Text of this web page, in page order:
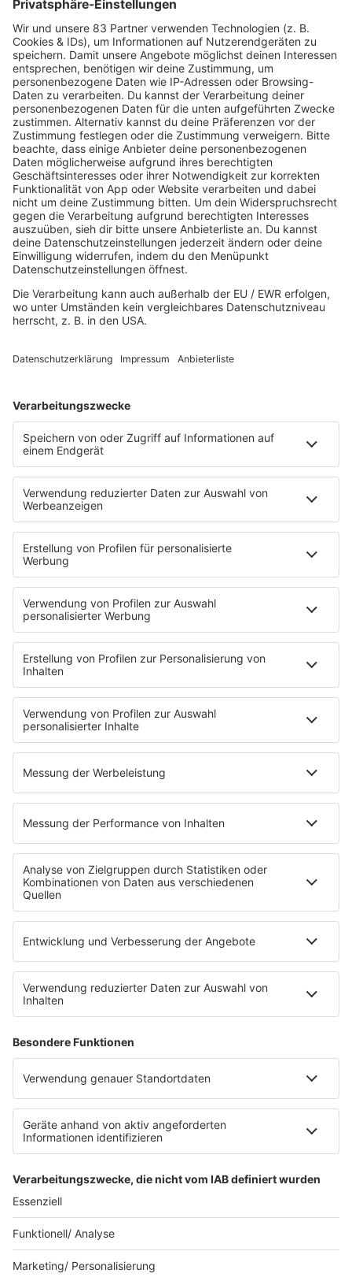
80s80s
80s80s ALTERNATIVE
80s80s BOWIE
80s80s BREAKDANCE
80s80s DANCE
80s80s DARK WAVE
80s80s DEPECHE MODE
80s80s DEUTSCH
80s80s DINNERPARTY
80s80s EBM
80s80s FREESTYLE
80s80s FUNK & SOUL
80s80s HIPHOP
80s80s IN THE MIX
80s80s ITALO DISCO
80s80s ITALO DISCO IN THE MIX
80s80s JACKSON
80s80s LIVE
80s80s MAXIS
80s80s PARTY
80s80s POP STORIES
80s80s PRINCE
80s80s QUEEN
80s80s REGGAE
80s80s ROCK
80s80s ROMANTIC ROCK
80s80s SOUL BALLADS
80s80s SUMMER
80s80s TECHNO
80s80s WAVE
80s80s XMAS
80s80s YACHT ROCK
60s und 70s gibt es auf NORA
Musik
80s Musik in der DDR
Peters Pop Stories
News
Songsuche
Voting
Wunschtitel
Service
Kontakt
Datenschutz
Datenschutzeinstellungen
Impressum
90s90s.de
Werbung buchen
Teilnahmebedingungen
depechemode.de
Jobs bei 80s80s
© 80s80s - EINE MARKE DER REGIOCAST GMBH & Co.